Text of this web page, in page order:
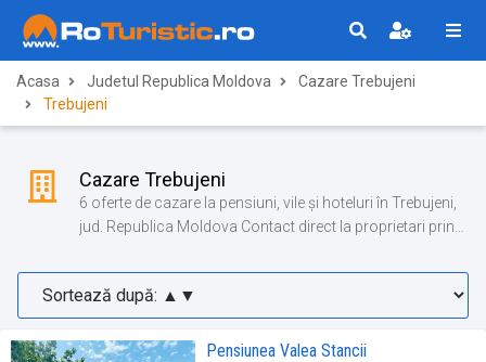
Acasa Judetul Republica Moldova
Cazare Trebujeni
Trebujeni
Cazare Trebujeni
6 oferte de cazare la pensiuni, vile și hoteluri în Trebujeni,
jud. Republica Moldova Contact direct la proprietari prin
Pensiunea Valea Stancii